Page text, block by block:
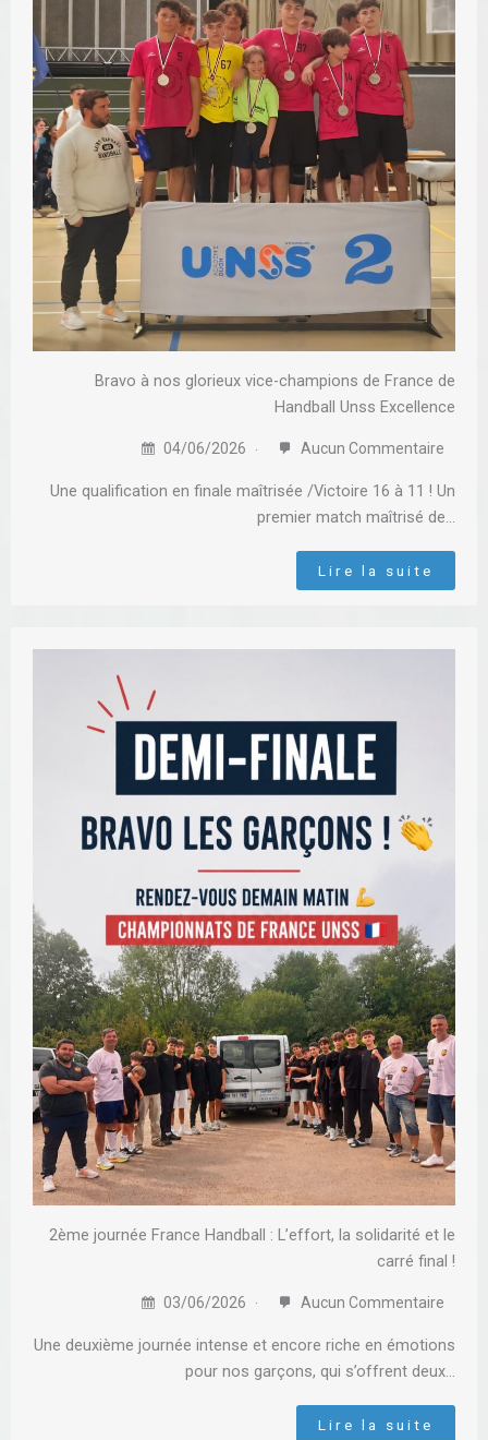
Bravo à nos glorieux vice-champions de France de
Handball Unss Excellence
04/06/2026 Aucun Commentaire
Une qualification en finale maîtrisée /Victoire 16 à 11 ! Un
premier match maîtrisé de…
Lire la suite
2ème journée France Handball : L’effort, la solidarité et le
carré final !
03/06/2026 Aucun Commentaire
Une deuxième journée intense et encore riche en émotions
pour nos garçons, qui s’offrent deux…
Lire la suite